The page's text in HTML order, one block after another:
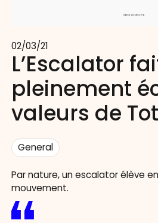
02/03/21
L’Escalator
pleinement
valeurs de
General
Par nature, un escalator élève
mouvement.